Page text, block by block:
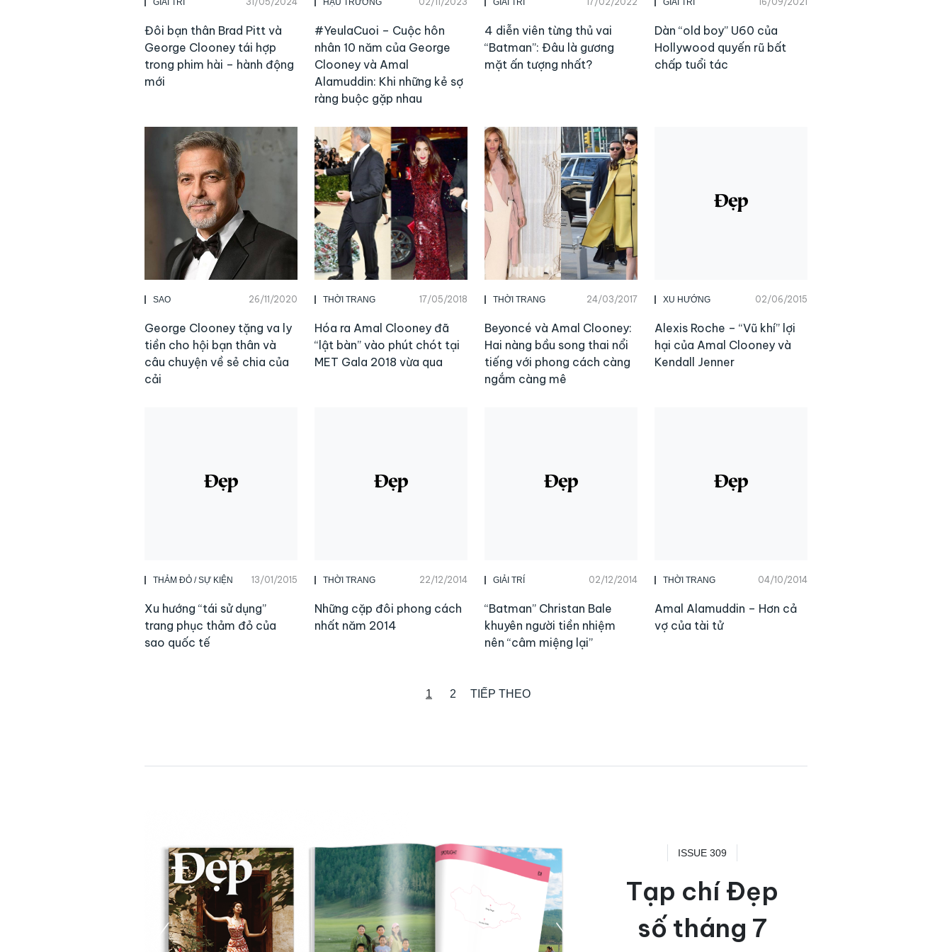
Đôi bạn thân Brad Pitt và
George Clooney tái hợp
trong phim hài – hành động
mới
#YeulaCuoi – Cuộc hôn
nhân 10 năm của George
Clooney và Amal
Alamuddin: Khi những kẻ sợ
ràng buộc gặp nhau
4 diễn viên từng thủ vai
“Batman”: Đâu là gương
mặt ấn tượng nhất?
Dàn “old boy” U60 của
Hollywood quyến rũ bất
chấp tuổi tác
SAO 26/11/2020
George Clooney tặng va ly
tiền cho hội bạn thân và
câu chuyện về sẻ chia của
cải
THỜI TRANG 17/05/2018
Hóa ra Amal Clooney đã
“lật bàn” vào phút chót tại
MET Gala 2018 vừa qua
THỜI TRANG 24/03/2017
Beyoncé và Amal Clooney:
Hai nàng bầu song thai nổi
tiếng với phong cách càng
ngắm càng mê
XU HƯỚNG 02/06/2015
Alexis Roche – “Vũ khí” lợi
hại của Amal Clooney và
Kendall Jenner
THẢM ĐỎ / SỰ KIỆN 13/01/2015
Xu hướng “tái sử dụng”
trang phục thảm đỏ của
sao quốc tế
THỜI TRANG 22/12/2014
Những cặp đôi phong cách
nhất năm 2014
GIẢI TRÍ 02/12/2014
“Batman” Christan Bale
khuyên người tiền nhiệm
nên “câm miệng lại”
THỜI TRANG 04/10/2014
Amal Alamuddin – Hơn cả
vợ của tài tử
1 2 TIẾP THEO
ISSUE 309
Tạp chí Đẹp
số tháng 7